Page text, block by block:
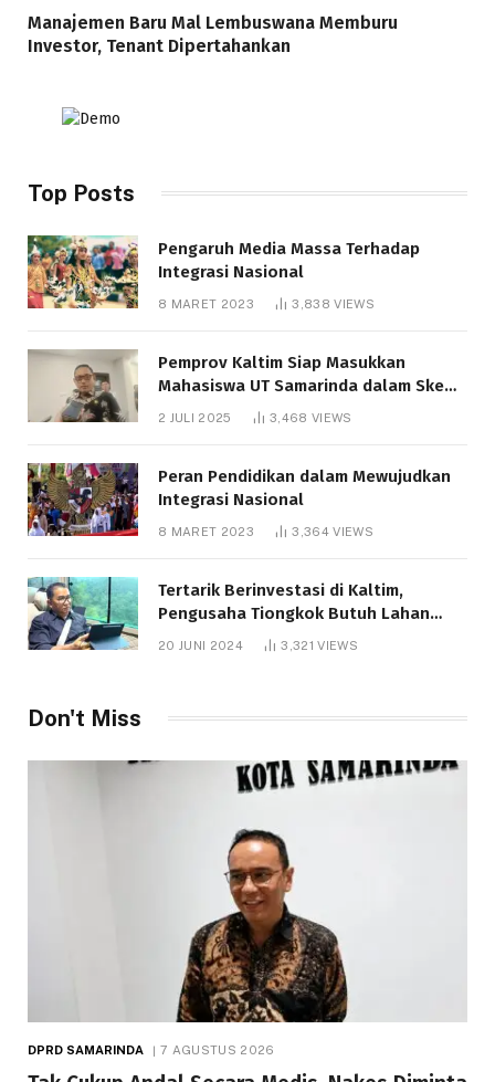
Manajemen Baru Mal Lembuswana Memburu
Investor, Tenant Dipertahankan
Top Posts
Pengaruh Media Massa Terhadap
Integrasi Nasional
8 MARET 2023 3,838VIEWS
Pemprov Kaltim Siap Masukkan
Mahasiswa UT Samarinda dalam Skema
Bantuan Pendidikan Gratispol
2 JULI 2025 3,468 VIEWS
Peran Pendidikan dalam Mewujudkan
Integrasi Nasional
8 MARET 2023 3,364VIEWS
Tertarik Berinvestasi di Kaltim,
Pengusaha Tiongkok Butuh Lahan
1.000 Hektare
20 JUNI 2024 3,321VIEWS
Don't Miss
DPRD SAMARINDA 7 AGUSTUS 2026